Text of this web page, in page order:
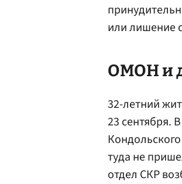
или лишение
ОМОН и
32-летний
23 сентября.
туда не
отдел СКР